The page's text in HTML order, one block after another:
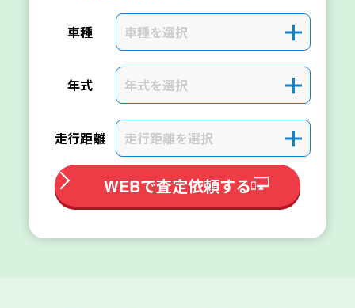
車種 車種を選択 ＋
年式 年式を選択 ＋
走行距離 走行距離を選択 ＋
WEBで査定依頼する